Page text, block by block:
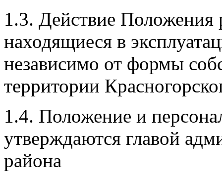
1.3. Действие Положения
находящиеся в
независимо от формы
территории
1.4. Положение и
утверждаются главой
района